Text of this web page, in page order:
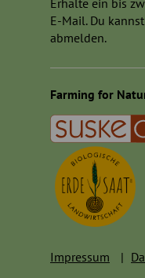
Erhalte ein bis
E-Mail. Du
abmelden.
Farming for
Impressum